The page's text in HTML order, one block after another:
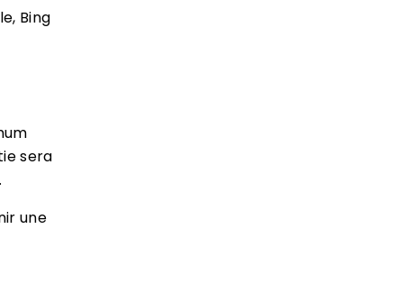
Bing
sera
une